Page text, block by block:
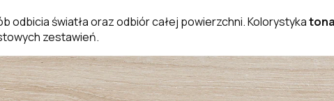
odbicia światła oraz odbiór całej powierzchni. Kolorystyka
zestawień.